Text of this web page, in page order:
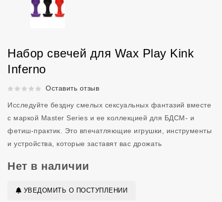
Набор свечей для Wax Play Kink
Inferno
Рейтинг 5 из 5.Оставить отзыв
Исследуйте бездну смелых сексуальных фантазий вместе
с маркой Master Series и ее коллекцией для БДСМ- и
фетиш-практик. Это впечатляющие игрушки, инструменты
и устройства, которые заставят вас дрожать
Нет в наличии
УВЕДОМИТЬ О ПОСТУПЛЕНИИ